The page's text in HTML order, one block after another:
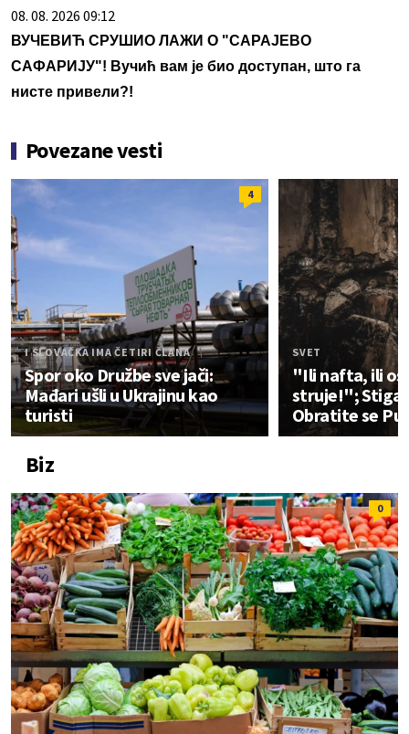
08. 08. 2026 09:12
ВУЧЕВИЋ СРУШИО ЛАЖИ О "САРАЈЕВО
САФАРИЈУ"! Вучић вам је био доступан, што га
нисте привели?!
Povezane vesti
4
I SLOVAČKA IMA ČETIRI ČLANA
Spor oko Družbe sve jači:
Mađari ušli u Ukrajinu kao
turisti
SVET
"Ili nafta, ili
struje!";
Obratite se
Biz
0